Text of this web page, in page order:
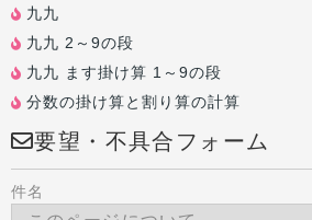
九九
九九 2～9の段
九九 ます掛け算 1～9の段
分数の掛け算と割り算の計算
要望・不具合フォーム
件名